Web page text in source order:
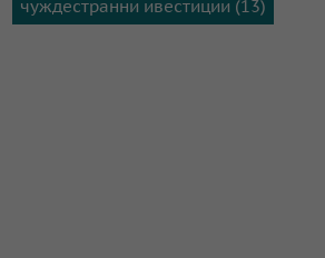
чуждестранни ивестиции (13)